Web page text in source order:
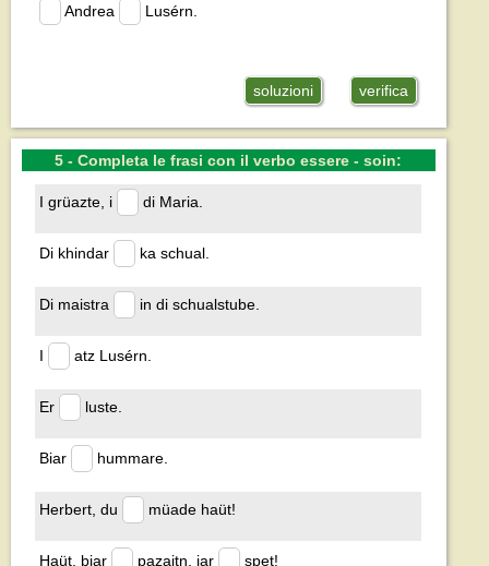
Andrea Lusérn.
soluzioni verifica
5 - Completa le frasi con il verbo essere - soin:
I grüazte, i di Maria.
Di khindar ka schual.
Di maistra in di schualstube.
I atz Lusérn.
Er luste.
Biar hummare.
Herbert, du müade haüt!
Haüt, biar pazaitn, iar spet!